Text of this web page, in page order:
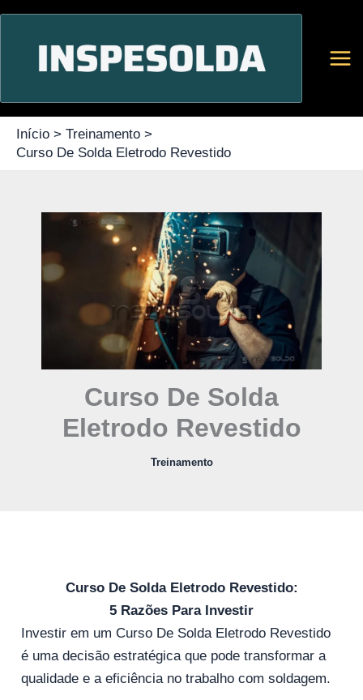
Ir
Início
Treinamento
Curso De Solda Eletrodo Revestido
Curso De Solda
Eletrodo Revestido
Treinamento
Curso De Solda Eletrodo Revestido:
5 Razões Para Investir
Investir em um Curso De Solda Eletrodo Revestido
é uma decisão estratégica que pode transformar a
qualidade e a eficiência no trabalho com soldagem.